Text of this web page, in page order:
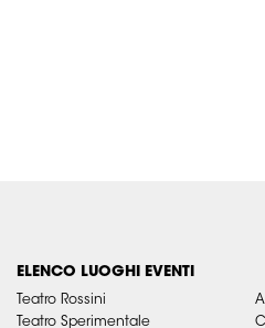
ELENCO LUOGHI EVENTI
Teatro Rossini
Teatro Sperimentale